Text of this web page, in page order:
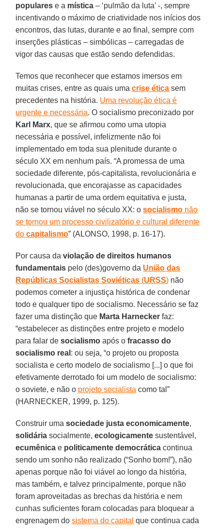
populares e a mística – ‘pulmão da luta’ -, sempre
incentivando o máximo de criatividade nos inícios dos
encontros, das lutas, durante e ao final, sempre com
inserções plásticas – simbólicas – carregadas de
vigor das causas que estão sendo defendidas.
Temos que reconhecer que estamos imersos em
muitas crises, entre as quais umacrise ética sem
precedentes na história. Uma revolução ética é
urgente e necessária. O socialismo preconizado por
Karl Marx, que se afirmou como uma utopia
necessária e possível, infelizmente não foi
implementado em toda sua plenitude durante o
século XX em nenhum país. “A promessa de uma
sociedade diferente, pós-capitalista, revolucionária e
revolucionada, que encorajasse as capacidades
humanas a partir de uma ordem equitativa e justa,
não se tornou viável no século XX: osocialismo não
se tornou um processo civilizatório e cultural diferente
docapitalismo” (ALONSO, 1998, p. 16-17).
Por causa da violação de direitos humanos
fundamentais pelo (des)governo da União das
Repúblicas Socialistas Soviéticas (URSS) não
podemos cometer a injustiça histórica de condenar
todo e qualquer tipo de socialismo. Necessário se faz
fazer uma distinção que Marta Harnecker faz:
“estabelecer as distinções entre projeto e modelo
para falar desocialismo após ofracasso do
socialismo real : ou seja, “o projeto ou proposta
socialista e certo modelo de socialismo [...] o que foi
efetivamente derrotado foi um modelo de socialismo:
o soviete, e não o projeto socialista como tal”
(HARNECKER, 1999, p. 125).
Construir umasociedade justa economicamente,
solidária socialmente,ecologicamente sustentável,
ecumênica e politicamente democrática continua
sendo um sonho não realizado (“Sonho bom!”), não
apenas porque não foi viável ao longo da história,
mas também, e talvez principalmente, porque não
foram aproveitadas as brechas da história e nem
cunhas suficientes foram colocadas para bloquear a
engrenagem do sistema do capital que continua cada